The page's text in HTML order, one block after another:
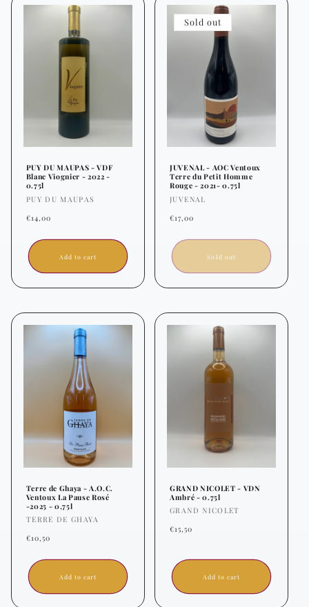
PUY DU MAUPAS - VDF
Blanc Viognier - 2022 -
0.75l
Vendor:
PUY DU MAUPAS
Regular
€14,00
Add to cart
Sold out
JUVENAL - AOC Ventoux
Terre du Petit Homme
Rouge - 2021- 0.75l
Vendor:
JUVENAL
Regular
€17,00
Sold out
Terre de Ghaya - A.O.C.
Ventoux La Pause Rosé
-2025 - 0,75l
Vendor:
TERRE DE GHAYA
Regular
€10,50
Add to cart
GRAND NICOLET - VDN
Ambré - 0.75l
Vendor:
GRAND NICOLET
Regular
€15,50
Add to cart